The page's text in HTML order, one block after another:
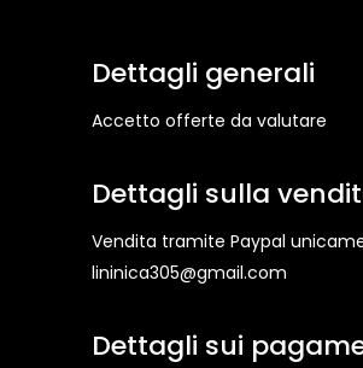
Dettagli generali
Accetto offerte da valutare
Dettagli sulla
Vendita tramite Paypal
lininica305@gmail.com
Dettagli sui